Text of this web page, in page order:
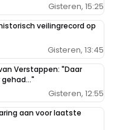
Gisteren, 15:25
veilingrecord op
Gisteren, 13:45
Verstappen: "Daar
Gisteren, 12:55
aan voor laatste